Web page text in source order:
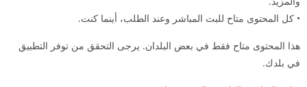
• كل المحتوى متاح للبث المباشر وعند الطلب، أينما كنت.
هذا المحتوى متاح فقط في بعض البلدان. يرجى التحقق من توفر التطبيق
في بلدك.